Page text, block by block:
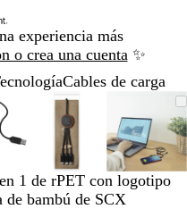
experiencia más
o crea una cuenta ✨
Cables de carga
Imagen
ampliable
Acercado
hasta
mínimo
Haz
clic
para
expandir
Utiliza
las
teclas
de
más
y
hasta
clic
para
las
teclas
de
más
1 de rPET con logotipo
de bambú de SCX